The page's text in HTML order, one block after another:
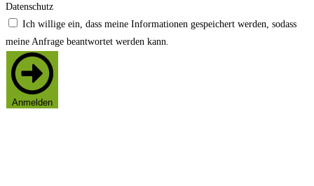
Datenschutz
Ich willige ein, dass meine Informationen gespeichert werden, sodass
meine Anfrage beantwortet werden kann.
Anmelden